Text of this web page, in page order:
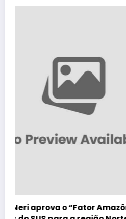
para
Em Rio Branco,
adequação de